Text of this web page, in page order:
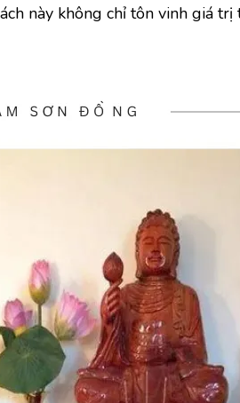
này không chỉ tôn vinh giá